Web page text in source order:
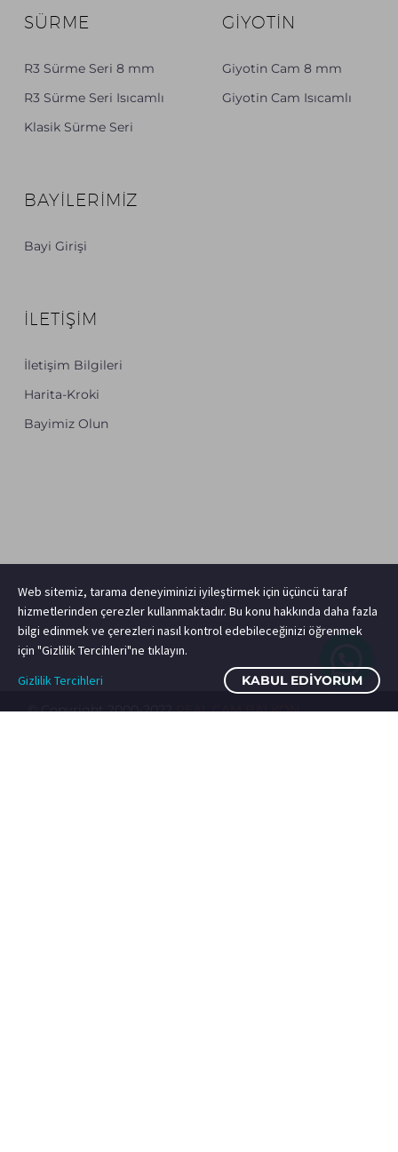
SÜRME
R3 Sürme Seri 8 mm
R3 Sürme Seri Isıcamlı
Klasik Sürme Seri
GİYOTİN
Giyotin Cam 8 mm
Giyotin Cam Isıcamlı
BAYILERIMIZ
Bayi Girişi
İLETİŞİM
İletişim Bilgileri
Harita-Kroki
Bayimiz Olun
© Copyright 2000-2022REAL CAM BALKON
Web sitemiz, tarama deneyiminizi iyileştirmek için üçüncü taraf
hizmetlerinden çerezler kullanmaktadır. Bu konu hakkında daha fazla
bilgi edinmek ve çerezleri nasıl kontrol edebileceğinizi öğrenmek
için "Gizlilik Tercihleri"ne tıklayın.
Gizlilik Tercihleri
KABUL EDIYORUM